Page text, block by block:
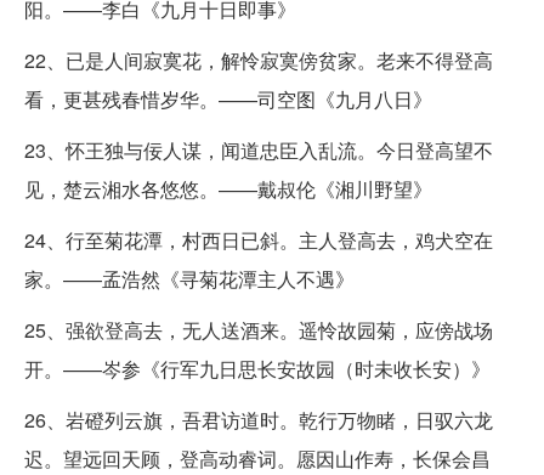
阳。——李白《九月十日即事》
22、已是人间寂寞花，解怜寂寞傍贫家。老来不得登高
看，更甚残春惜岁华。——司空图《九月八日》
23、怀王独与佞人谋，闻道忠臣入乱流。今日登高望不
见，楚云湘水各悠悠。——戴叔伦《湘川野望》
24、行至菊花潭，村西日已斜。主人登高去，鸡犬空在
家。——孟浩然《寻菊花潭主人不遇》
25、强欲登高去，无人送酒来。遥怜故园菊，应傍战场
开。——岑参《行军九日思长安故园（时未收长安）》
26、岩磴列云旗，吾君访道时。乾行万物睹，日驭六龙
迟。望远回天顾，登高动睿词。愿因山作寿，长保会昌